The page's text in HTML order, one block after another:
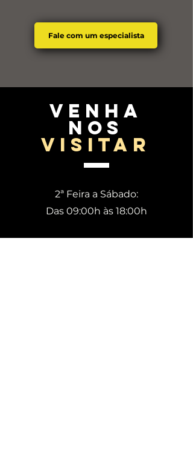
Fale com um especialista
venha
nos
visitar
2ª Feira a Sábado:
Das 09:00h às 18:00h